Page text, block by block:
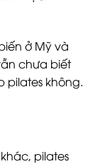
ở Mỹ và
chưa biết
pilates không.
pilates